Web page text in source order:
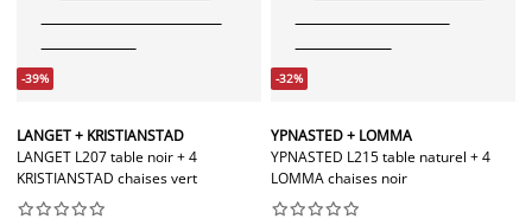
-39%
LANGET + KRISTIANSTAD
LANGET L207 table noir + 4
KRISTIANSTAD chaises vert






-32%
YPNASTED + LOMMA
YPNASTED L215 table naturel + 4
LOMMA chaises noir





